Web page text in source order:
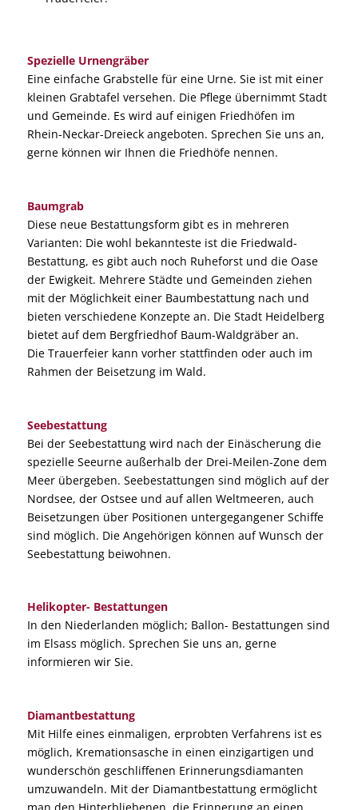
Spezielle Urnengräber
Eine einfache Grabstelle für eine Urne. Sie ist mit einer
kleinen Grabtafel versehen. Die Pflege übernimmt Stadt
und Gemeinde. Es wird auf einigen Friedhöfen im
Rhein-Neckar-Dreieck angeboten. Sprechen Sie uns an,
gerne können wir Ihnen die Friedhöfe nennen.
Baumgrab
Diese neue Bestattungsform gibt es in mehreren
Varianten: Die wohl bekannteste ist die Friedwald-
Bestattung, es gibt auch noch Ruheforst und die Oase
der Ewigkeit. Mehrere Städte und Gemeinden ziehen
mit der Möglichkeit einer Baumbestattung nach und
bieten verschiedene Konzepte an. Die Stadt Heidelberg
bietet auf dem Bergfriedhof Baum-Waldgräber an.
Die Trauerfeier kann vorher stattfinden oder auch im
Rahmen der Beisetzung im Wald.
Seebestattung
Bei der Seebestattung wird nach der Einäscherung die
spezielle Seeurne außerhalb der Drei-Meilen-Zone dem
Meer übergeben. Seebestattungen sind möglich auf der
Nordsee, der Ostsee und auf allen Weltmeeren, auch
Beisetzungen über Positionen untergegangener Schiffe
sind möglich. Die Angehörigen können auf Wunsch der
Seebestattung beiwohnen.
Helikopter- Bestattungen
In den Niederlanden möglich; Ballon- Bestattungen sind
im Elsass möglich. Sprechen Sie uns an, gerne
informieren wir Sie.
Diamantbestattung
Mit Hilfe eines einmaligen, erprobten Verfahrens ist es
möglich, Kremationsasche in einen einzigartigen und
wunderschön geschliffenen Erinnerungsdiamanten
umzuwandeln. Mit der Diamantbestattung ermöglicht